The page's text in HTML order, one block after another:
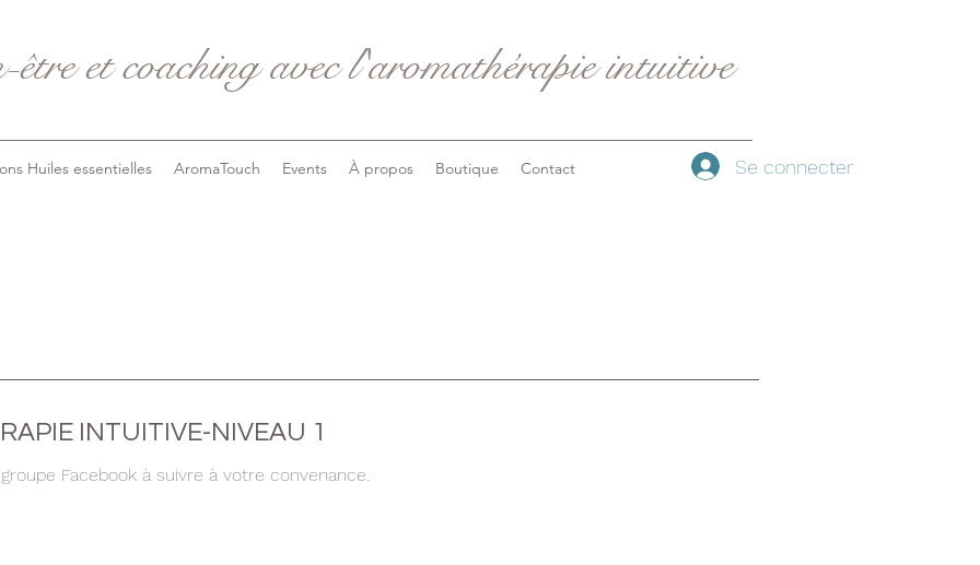
et coaching avec l'aromathérapie intuitive
Huiles essentielles AromaTouch Events À propos Boutique Contact Se connecter
INTUITIVE-NIVEAU 1
Facebook à suivre à votre convenance.